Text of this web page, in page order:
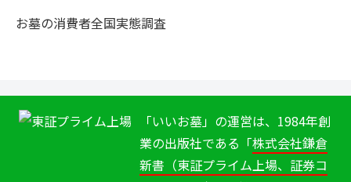
お墓の消費者全国実態調査
「いいお墓」の運営は、1984年創
業の出版社である「株式会社鎌倉
新書（東証プライム上場、証券コ